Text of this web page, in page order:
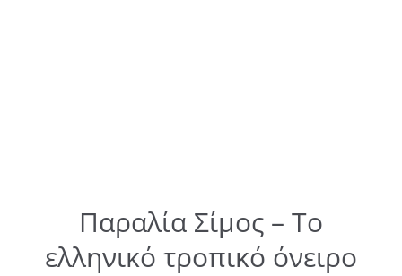
Παραλία Σίμος – Το
ελληνικό τροπικό όνειρο